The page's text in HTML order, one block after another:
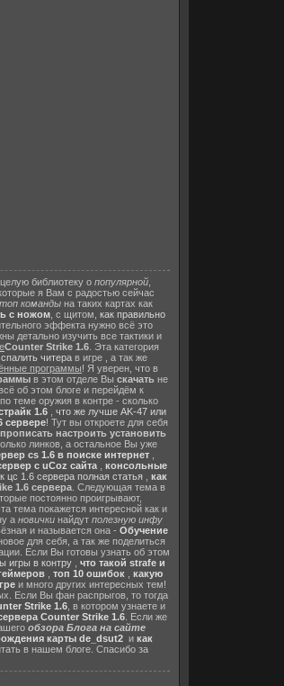
целую библиотеку о популярной,
я Вам с радостью сейчас
топ командына таких картах как
с ножом, с щитом, как правильно
эффекта нужно всё это
детально изучить все тактики и
Counter Strike 1.6 . Эта категория
спалить читера в игре , а так же
программы! Я уверен, что в
в этом отделе Вы скачать не
об этом блоге и перейдём к
теме оружия в контре - сколько
1.6
что же лучше AK-47 или
сервере! Тут вы откроете для себя
прописать настроить установить
линков, а остальное Вы уже
cs 1.6 в поиске интернет,
с uCoz сайта, консольные
цс 1.6 сервера полная статья, как
1.6 сервера. Следующая тема в
постоянно проигрывают,
тема покажется интересной как и
а новичкинайдут полезную инфу
и называется она - Обучение
для себя, а так же поделиться
Если Вы готовы узнать об этом
игры в контру
что такой strafe и
, топ 10 ошибок, какую
и много других интересных тем!
Если Вы фан распрыгов, то тогда
Strike 1.6, в котором узнаете и
Counter Strike 1.6 . Если же
обзора Блога на сайте
карты de_dsut2и как
в нашем блоге. Спасибо за